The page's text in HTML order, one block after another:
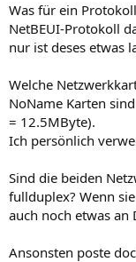
Was für ein
NetBEUI-Protokoll
nur ist deses etwas
Welche
NoName Karten
= 12.5MByte).
Ich persönlich
Sind die beiden
fullduplex? Wenn
auch noch etwas an
Ansonsten poste